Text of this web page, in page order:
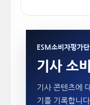
ESM소비자평가단
기사 소
기사 콘텐츠에
기를 기록합니